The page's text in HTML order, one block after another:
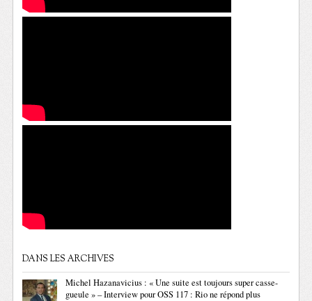
DANS LES ARCHIVES
Michel Hazanavicius : « Une suite est toujours super casse-
gueule » – Interview pour OSS 117 : Rio ne répond plus